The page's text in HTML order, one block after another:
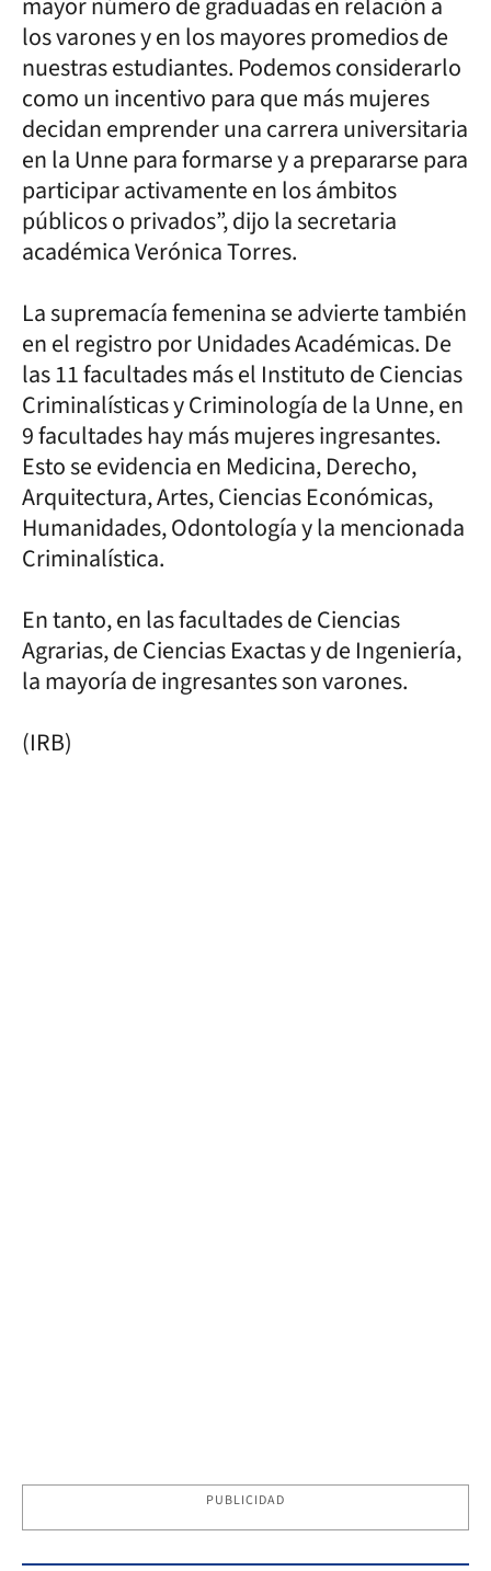
los varones y en los mayores promedios de
nuestras estudiantes. Podemos considerarlo
como un incentivo para que más mujeres
decidan emprender una carrera universitaria
en la Unne para formarse y a prepararse para
participar activamente en los ámbitos
públicos o privados”, dijo la secretaria
académica Verónica Torres.
La supremacía femenina se advierte también
en el registro por Unidades Académicas. De
las 11 facultades más el Instituto de Ciencias
Criminalísticas y Criminología de la Unne, en
9 facultades hay más mujeres ingresantes.
Esto se evidencia en Medicina, Derecho,
Arquitectura, Artes, Ciencias Económicas,
Humanidades, Odontología y la mencionada
Criminalística.
En tanto, en las facultades de Ciencias
Agrarias, de Ciencias Exactas y de Ingeniería,
la mayoría de ingresantes son varones.
(IRB)
PUBLICIDAD